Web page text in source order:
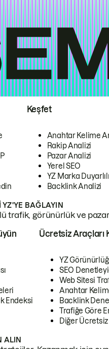
Keşfet
Anahtar Kelime
Rakip Analizi
Pazar Analizi
Yerel SEO
YZ Marka
Backlink Analizi
BAĞLAYIN
trafik, görünürlük ve
Endeksi
Ücretsiz Araçları
YZ
SEO
Web Sitesi
Anahtar
Backlink
Trafiğe Göre
Diğer
ALIN